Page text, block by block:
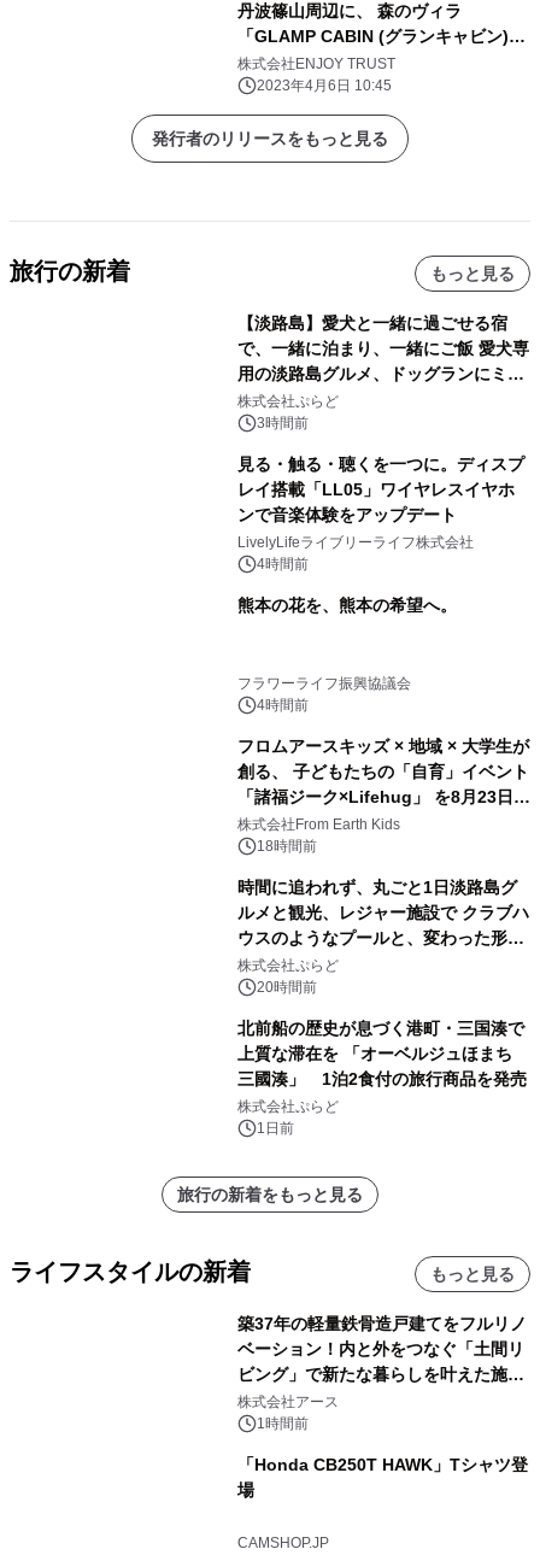
丹波篠山周辺に、 森のヴィラ
「GLAMP CABIN (グランキャビン)」
が 満開の桜とともにオープン！
株式会社ENJOY TRUST
2023年4月6日 10:45
発行者のリリースをもっと見る
旅行の新着 もっと見る
【淡路島】愛犬と一緒に過ごせる宿
で、一緒に泊まり、一緒にご飯 愛犬専
用の淡路島グルメ、ドッグランにミニ
プール グランピングとトレーラーハウ
スの2施設で
株式会社ぷらど
3時間前
見る・触る・聴くを一つに。ディスプ
レイ搭載「LL05」ワイヤレスイヤホ
ンで音楽体験をアップデート
LivelyLifeライブリーライフ株式会社
4時間前
熊本の花を、熊本の希望へ。
フラワーライフ振興協議会
4時間前
フロムアースキッズ × 地域 × 大学生が
創る、 子どもたちの「自育」イベント
「諸福ジーク×Lifehug」 を8月23日
(日)開催
株式会社From Earth Kids
18時間前
時間に追われず、丸ごと1日淡路島グ
ルメと観光、レジャー施設で クラブハ
ウスのようなプールと、変わった形の
サウナも 「THE BOXY AWAJI」のお
得な素泊まり連泊プランで
株式会社ぷらど
20時間前
北前船の歴史が息づく港町・三国湊で
上質な滞在を 「オーベルジュほまち
三國湊」 1泊2食付の旅行商品を発売
株式会社ぷらど
1日前
旅行の新着をもっと見る
ライフスタイルの新着 もっと見る
築37年の軽量鉄骨造戸建てをフルリノ
ベーション！内と外をつなぐ「土間リ
ビング」で新たな暮らしを叶えた施工
事例を株式会社アースが公開
株式会社アース
1時間前
「Honda CB250T HAWK」Tシャツ登
場
CAMSHOP.JP